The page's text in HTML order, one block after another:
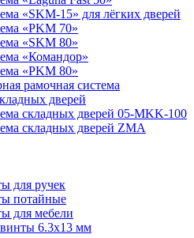
«SKM-15» для лёгких дверей
«PKM 70»
«SKM 80»
«Командор»
«PKM 80»
рамочная система
дверей
складных дверей 05-MKK-100
складных дверей ZMA
для ручек
потайные
для мебели
6.3х13 мм